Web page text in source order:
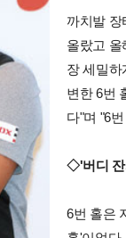
까치발 장
올랐고 올
장 세밀하
변한 6번
다"며 "6
◇'버디 잔
6번 홀은